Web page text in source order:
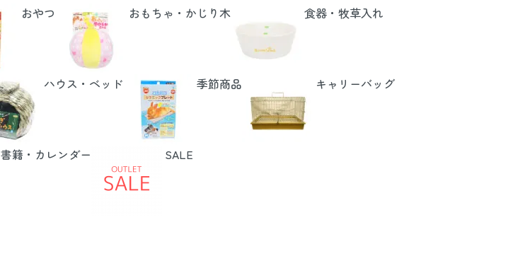
おやつ おもちゃ・かじり木 食器・牧草入れ
ハウス・ベッド 季節商品 キャリーバッグ
書籍・カレンダー SALE